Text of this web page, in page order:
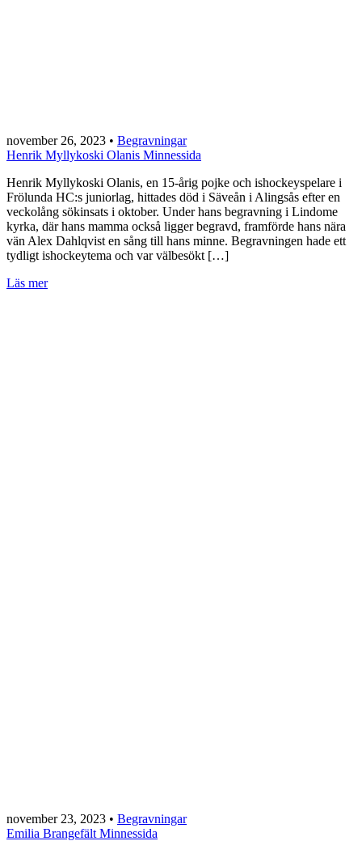
november 26, 2023 • Begravningar
Henrik Myllykoski Olanis Minnessida
Henrik Myllykoski Olanis, en 15-årig pojke och ishockeyspelare i
Frölunda HC:s juniorlag, hittades död i Säveån i Alingsås efter en
veckolång sökinsats i oktober. Under hans begravning i Lindome
kyrka, där hans mamma också ligger begravd, framförde hans nära
vän Alex Dahlqvist en sång till hans minne. Begravningen hade ett
tydligt ishockeytema och var välbesökt […]
Läs mer
november 23, 2023 • Begravningar
Emilia Brangefält Minnessida